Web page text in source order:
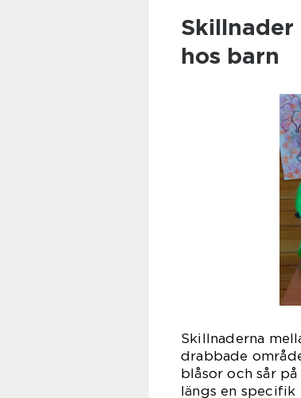
hos barn
Skillnaderna
drabbade
blåsor och sår
längs en